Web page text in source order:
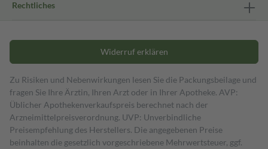
Rechtliches
Widerruf erklären
Zu Risiken und Nebenwirkungen lesen Sie die Packungsbeilage und
fragen Sie Ihre Ärztin, Ihren Arzt oder in Ihrer Apotheke. AVP:
Üblicher Apothekenverkaufspreis berechnet nach der
Arzneimittelpreisverordnung. UVP: Unverbindliche
Preisempfehlung des Herstellers. Die angegebenen Preise
beinhalten die gesetzlich vorgeschriebene Mehrwertsteuer, ggf.